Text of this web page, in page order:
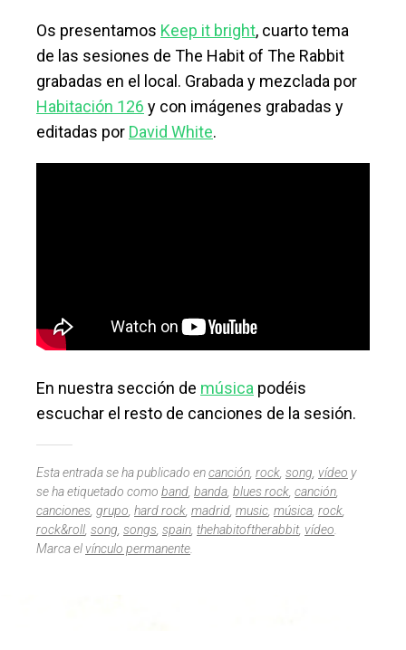
Os presentamos Keep it bright, cuarto tema
de las sesiones de The Habit of The Rabbit
grabadas en el local. Grabada y mezclada por
Habitación 126 y con imágenes grabadas y
editadas por David White.
En nuestra sección de música podéis
escuchar el resto de canciones de la sesión.
Esta entrada se ha publicado encanción, rock, song, vídeo y
se ha etiquetado como band, banda, blues rock, canción,
canciones, grupo, hard rock, madrid, music, música, rock,
rock&roll, song, songs, spain, thehabitoftherabbit, vídeo.
Marca el vínculo permanente.